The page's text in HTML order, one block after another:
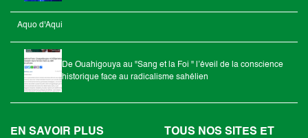
Aquo d'Aqui
De Ouahigouya au "Sang et la Foi " l’éveil de la conscience
historique face au radicalisme sahélien
EN SAVOIR PLUS
TOUS NOS SITES ET